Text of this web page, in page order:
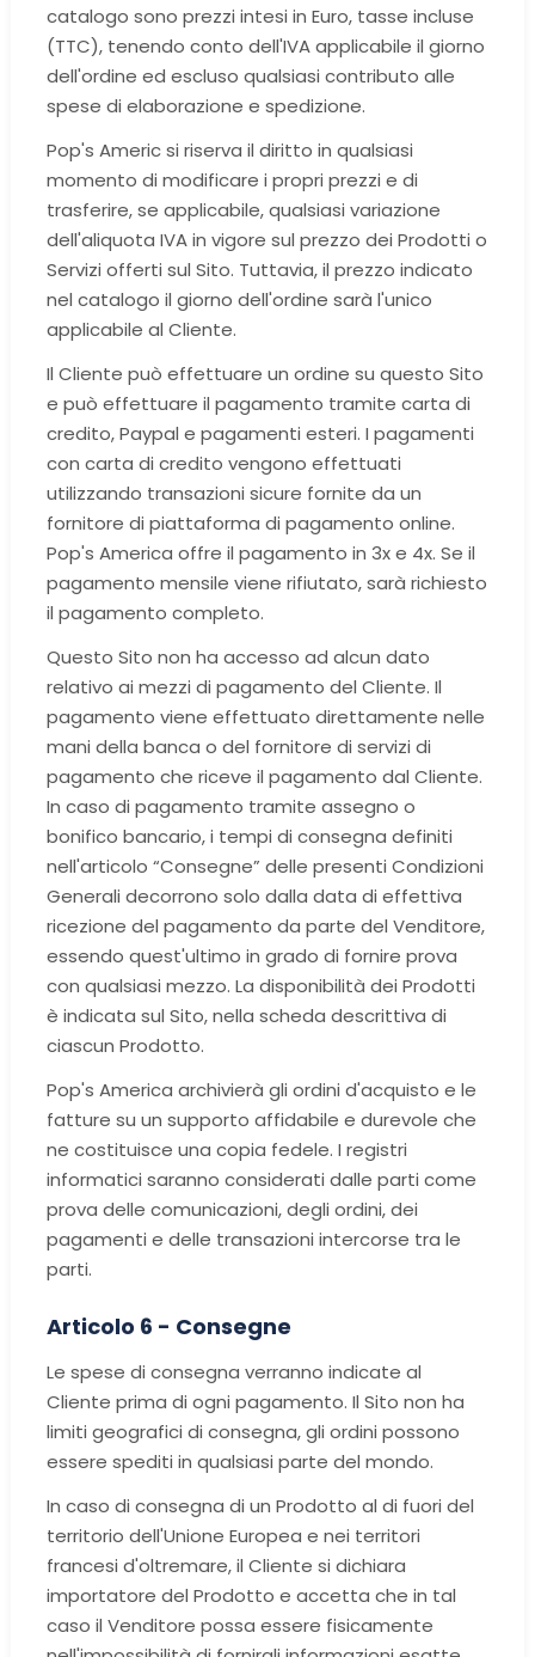
catalogo sono prezzi intesi in Euro, tasse incluse
(TTC), tenendo conto dell'IVA applicabile il giorno
dell'ordine ed escluso qualsiasi contributo alle
spese di elaborazione e spedizione.
Pop's Americ si riserva il diritto in qualsiasi
momento di modificare i propri prezzi e di
trasferire, se applicabile, qualsiasi variazione
dell'aliquota IVA in vigore sul prezzo dei Prodotti o
Servizi offerti sul Sito. Tuttavia, il prezzo indicato
nel catalogo il giorno dell'ordine sarà l'unico
applicabile al Cliente.
Il Cliente può effettuare un ordine su questo Sito
e può effettuare il pagamento tramite carta di
credito, Paypal e pagamenti esteri. I pagamenti
con carta di credito vengono effettuati
utilizzando transazioni sicure fornite da un
fornitore di piattaforma di pagamento online.
Pop's America offre il pagamento in 3x e 4x. Se il
pagamento mensile viene rifiutato, sarà richiesto
il pagamento completo.
Questo Sito non ha accesso ad alcun dato
relativo ai mezzi di pagamento del Cliente. Il
pagamento viene effettuato direttamente nelle
mani della banca o del fornitore di servizi di
pagamento che riceve il pagamento dal Cliente.
In caso di pagamento tramite assegno o
bonifico bancario, i tempi di consegna definiti
nell'articolo “Consegne” delle presenti Condizioni
Generali decorrono solo dalla data di effettiva
ricezione del pagamento da parte del Venditore,
essendo quest'ultimo in grado di fornire prova
con qualsiasi mezzo. La disponibilità dei Prodotti
è indicata sul Sito, nella scheda descrittiva di
ciascun Prodotto.
Pop's America archivierà gli ordini d'acquisto e le
fatture su un supporto affidabile e durevole che
ne costituisce una copia fedele. I registri
informatici saranno considerati dalle parti come
prova delle comunicazioni, degli ordini, dei
pagamenti e delle transazioni intercorse tra le
parti.
Articolo 6 - Consegne
Le spese di consegna verranno indicate al
Cliente prima di ogni pagamento. Il Sito non ha
limiti geografici di consegna, gli ordini possono
essere spediti in qualsiasi parte del mondo.
In caso di consegna di un Prodotto al di fuori del
territorio dell'Unione Europea e nei territori
francesi d'oltremare, il Cliente si dichiara
importatore del Prodotto e accetta che in tal
caso il Venditore possa essere fisicamente